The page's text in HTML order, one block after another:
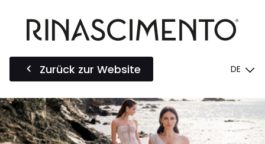
Zurück zur Website DE